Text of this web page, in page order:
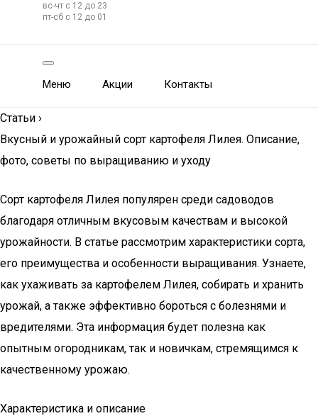
вс-чт с 12 до 23
пт-сб с 12 до 01
Меню Акции Контакты
Статьи ›
Вкусный и урожайный сорт картофеля Лилея. Описание,
фото, советы по выращиванию и уходу
Сорт картофеля Лилея популярен среди садоводов
благодаря отличным вкусовым качествам и высокой
урожайности. В статье рассмотрим характеристики сорта,
его преимущества и особенности выращивания. Узнаете,
как ухаживать за картофелем Лилея, собирать и хранить
урожай, а также эффективно бороться с болезнями и
вредителями. Эта информация будет полезна как
опытным огородникам, так и новичкам, стремящимся к
качественному урожаю.
Характеристика и описание